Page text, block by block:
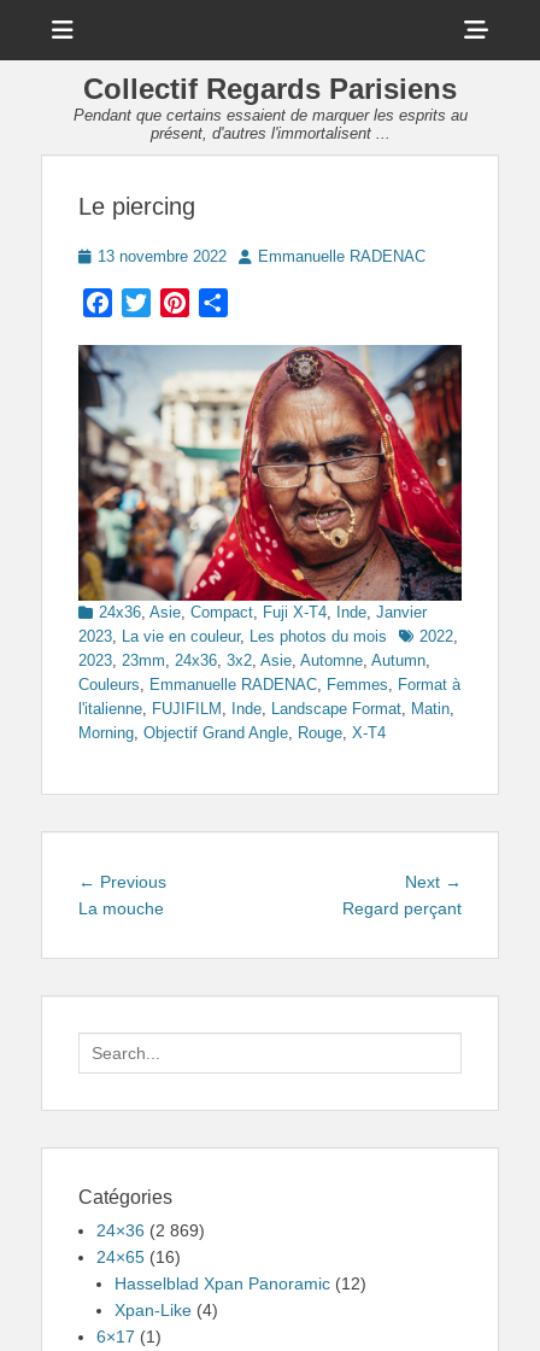
Collectif Regards Parisiens
Pendant que certains essaient de marquer les esprits au
présent, d'autres l'immortalisent ...
Le piercing
Posted
13 novembre 2022 AuthorEmmanuelle RADENAC
Facebook
TwitterPinterest
Categories
24x36 Asie Compact Fuji X-T4 Inde Janvier
2023
La vie en couleur, Les photos du mois Tags2022
2023 23mm 24x36 3x2 Asie Automne Autumn
Couleurs
Emmanuelle RADENAC Femmes
Format à
l'italienne
FUJIFILM Inde Landscape Format Matin
Morning Objectif Grand Angle Rouge X-T4
Navigation
de
← PreviousPrevious
La mouche
Next →
post:
Regard perçant
Search
for:
Catégories
24×36 (2 869)
24×65 (16)
Hasselblad Xpan Panoramic (12)
Xpan-Like (4)
6×17 (1)